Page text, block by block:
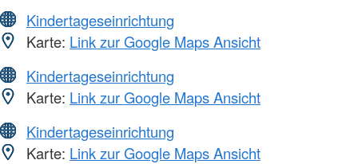
Kindertageseinrichtung
Karte: Link zur Google Maps Ansicht
Kindertageseinrichtung
Karte: Link zur Google Maps Ansicht
Kindertageseinrichtung
Karte: Link zur Google Maps Ansicht